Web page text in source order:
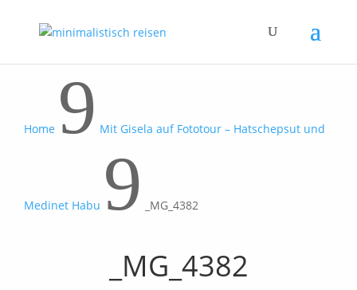
Home 9 Mit Gisela auf Fototour – Hatschepsut und
Medinet Habu 9 _MG_4382
_MG_4382